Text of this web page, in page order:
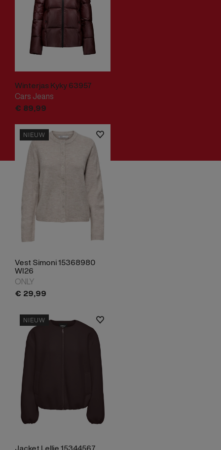
Winterjas Kyky 63957
Cars Jeans
€ 89,99
NIEUW
Vest Simoni 15368980
WI26
ONLY
€ 29,99
NIEUW